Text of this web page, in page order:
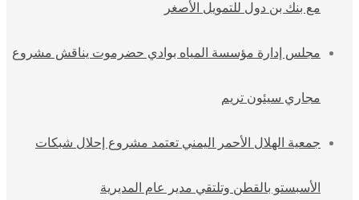
مع بنك بن دول للتمويل الأصغر
مجلس إدارة مؤسسة المياه بوادي حضرموت يناقش مشروع
مجاري سيئون تريم
جمعية الهلال الأحمر اليمني تعتمد مشروع إحلال شبكات
الأسبستو بالقطن وتلتقي مدير عام المديرية